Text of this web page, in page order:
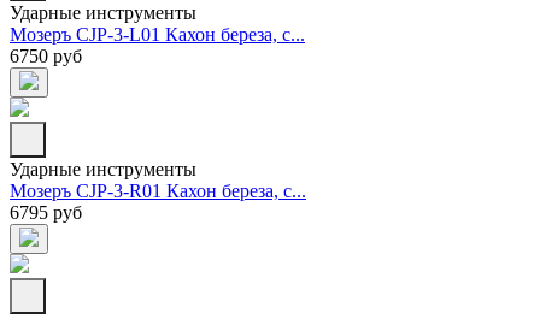
Ударные инструменты
Мозеръ CJP-3-L01 Кахон береза, с...
6750 руб
Ударные инструменты
Мозеръ CJP-3-R01 Кахон береза, с...
6795 руб